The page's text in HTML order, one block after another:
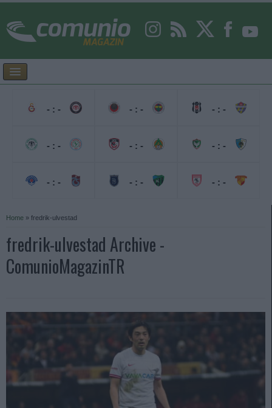
- : -
- : -
- : -
- : -
- : -
- : -
- : -
- : -
- : -
Home » fredrik-ulvestad
fredrik-ulvestad Archive -
ComunioMagazinTR